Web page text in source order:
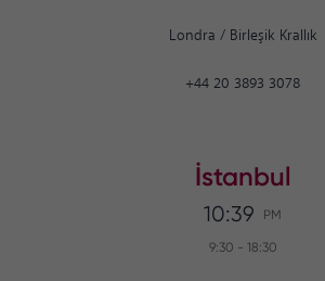
Londra / Birleşik Krallık
+44 20 3893 3078
İstanbul
10:39 PM
9:30 - 18:30